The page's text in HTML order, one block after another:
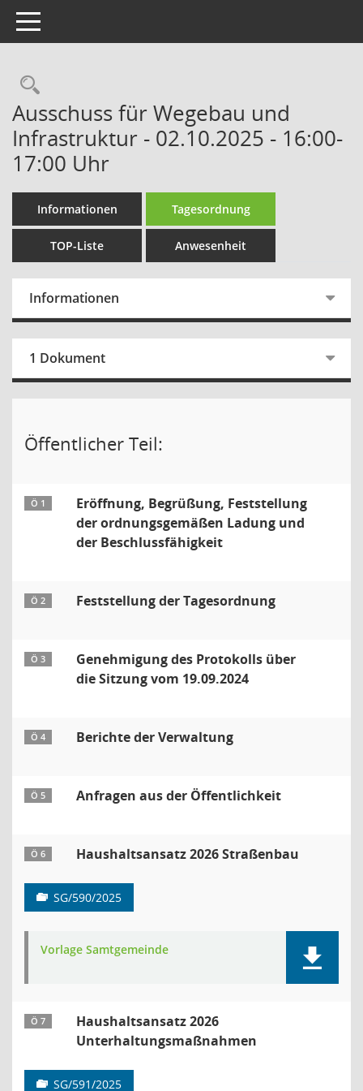
Toggle navigation
Rechercheauswahl
Ausschuss für Wegebau und
Infrastruktur - 02.10.2025 - 16:00-
17:00 Uhr
Informationen Tagesordnung
TOP-Liste Anwesenheit
Informationen
1 Dokument
Öffentlicher Teil:
Ö 1
Eröffnung, Begrüßung, Feststellung
der ordnungsgemäßen Ladung und
der Beschlussfähigkeit
Ö 2 Feststellung der Tagesordnung
Ö 3
Genehmigung des Protokolls über
die Sitzung vom 19.09.2024
Ö 4 Berichte der Verwaltung
Ö 5 Anfragen aus der Öffentlichkeit
Ö 6 Haushaltsansatz 2026 Straßenbau
SG/590/2025
Vorlage Samtgemeinde
Ö 7
Haushaltsansatz 2026
Unterhaltungsmaßnahmen
SG/591/2025